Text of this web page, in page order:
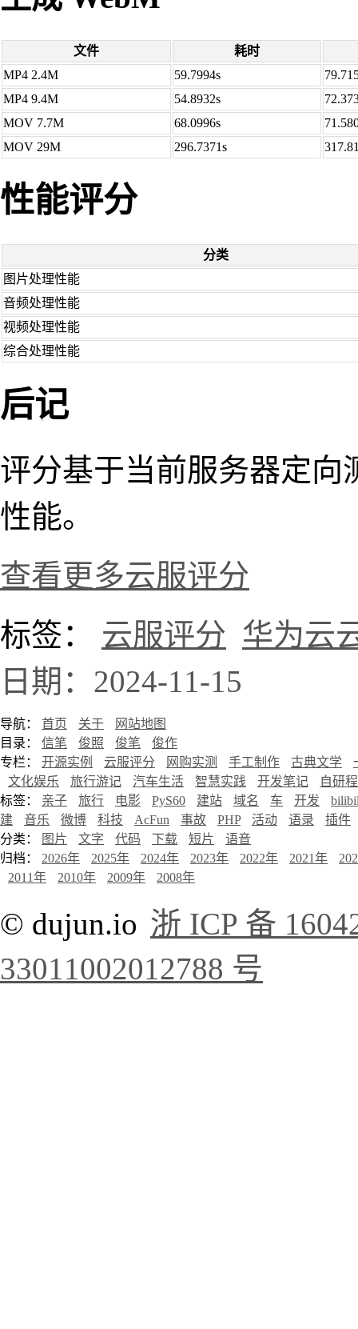
文件
耗时
MP4 2.4M
59.7994s
MP4 9.4M
54.8932s
MOV 7.7M
68.0996s
MOV 29M
296.7371s
性能评分
分类
图片处理性能
音频处理性能
视频处理性能
综合处理性能
后记
评分基于当前服务器定向
性能。
查看更多云服评分
标签： 云服评分 华为云
日期：2024-11-15
导航： 首页 关于
网站地图
目录： 信笔 俊照 俊笔
俊作
专栏： 开源实例 云服评分 网购实测 手工制作 古典文学
文化娱乐
旅行游记 汽车生活 智慧实践 开发笔记
自研
标签： 亲子 旅行 电影 PyS60 建站 域名 车 开发
建
音乐 微博 科技 AcFun 事故 PHP 活动 语录
插件
分类：
图片 文字 代码 下载 短片
语音
归档： 2026年 2025年 2024年 2023年 2022年 2021年
2011年
2010年 2009年 2008年
© dujun.io 浙 ICP 备
33011002012788 号